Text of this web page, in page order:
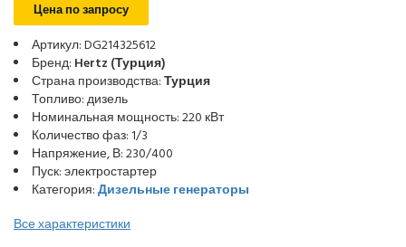
Цена по запросу
Артикул: DG214325612
Бренд: Hertz (Турция)
Страна производства:Турция
Топливо: дизель
Номинальная мощность: 220 кВт
Количество фаз: 1/3
Напряжение, В: 230/400
Пуск: электростартер
Категория:Дизельные генераторы
Все характеристики